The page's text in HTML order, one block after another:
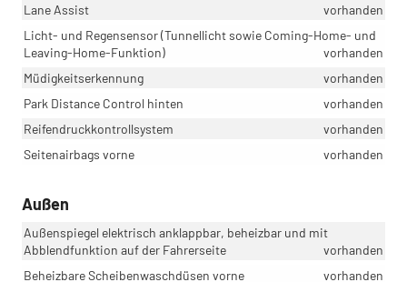
Lane Assist
vorhanden
Licht- und Regensensor (Tunnellicht sowie Coming-Home- und
Leaving-Home-Funktion)
vorhanden
Müdigkeitserkennung
vorhanden
Park Distance Control hinten
vorhanden
Reifendruckkontrollsystem
vorhanden
Seitenairbags vorne
vorhanden
Außen
Außenspiegel elektrisch anklappbar, beheizbar und mit
Abblendfunktion auf der Fahrerseite
vorhanden
Beheizbare Scheibenwaschdüsen vorne
vorhanden